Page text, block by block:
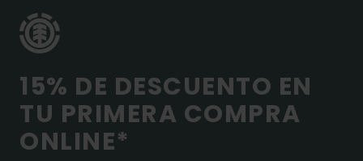
15% DE DESCUENTO EN
TU PRIMERA COMPRA
ONLINE*